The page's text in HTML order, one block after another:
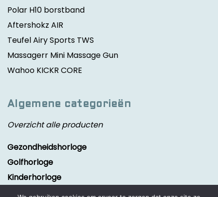
Polar H10 borstband
Aftershokz AIR
Teufel Airy Sports TWS
Massagerr Mini Massage Gun
Wahoo KICKR CORE
Algemene categorieën
Overzicht alle producten
Gezondheidshorloge
Golfhorloge
Kinderhorloge
Smartwatch